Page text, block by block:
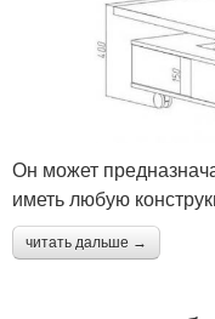
Он может
иметь любую
читать дальше →